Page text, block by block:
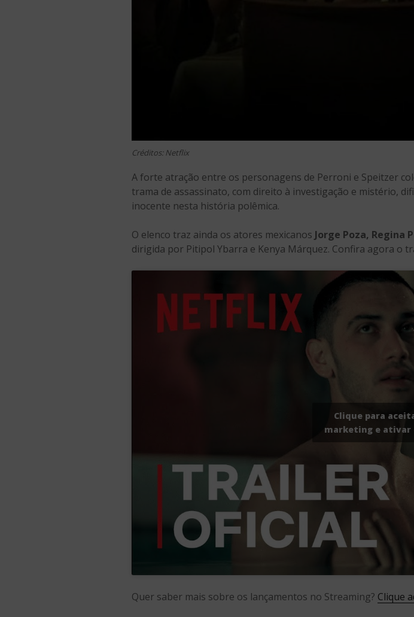
Créditos: Netflix
A forte atração entre os personagens de Perroni e Speitzer
trama de assassinato, com direito à investigação e mistério,
inocente nesta história polêmica.
O elenco traz ainda os atores mexicanos Jorge Poza, Regina
dirigida por Pitipol Ybarra e Kenya Márquez. Confira agora o
Clique para
marketing e ativar
Quer saber mais sobre os lançamentos no Streaming? Clique